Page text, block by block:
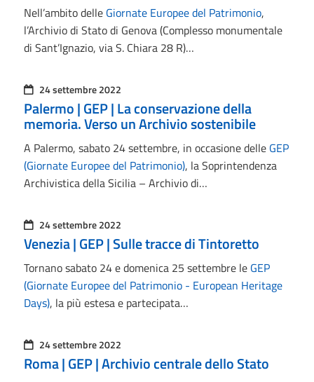
Nell’ambito delle Giornate Europee del Patrimonio,
l’Archivio di Stato di Genova (Complesso monumentale
di Sant’Ignazio, via S. Chiara 28 R)…
24 settembre 2022
Palermo | GEP | La conservazione della
memoria. Verso un Archivio sostenibile
A Palermo, sabato 24 settembre, in occasione delle GEP
(Giornate Europee del Patrimonio), la Soprintendenza
Archivistica della Sicilia – Archivio di…
24 settembre 2022
Venezia | GEP | Sulle tracce di Tintoretto
Tornano sabato 24 e domenica 25 settembre le GEP
(Giornate Europee del Patrimonio - European Heritage
Days), la più estesa e partecipata…
24 settembre 2022
Roma | GEP | Archivio centrale dello Stato